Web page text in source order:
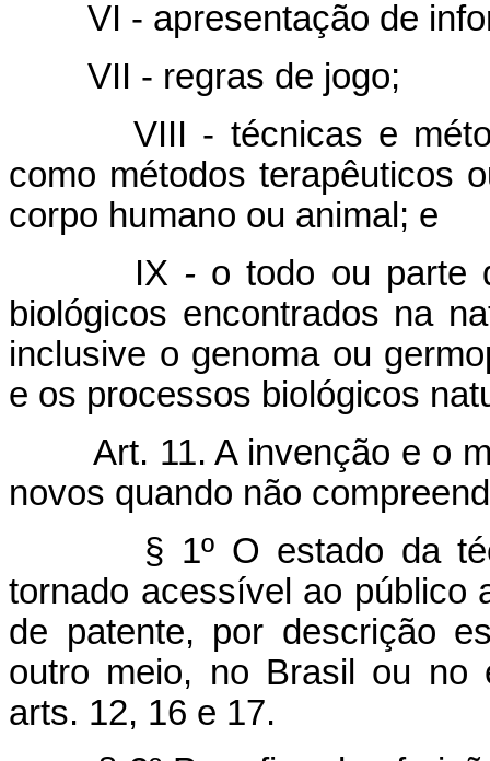
VI - apresentação de
VII - regras de jogo;
VIII - técnicas e
como métodos terapêuticos
corpo humano ou animal; e
IX -o todo ou parte
biológicos encontrados na
inclusive o genoma ou
e os processos biológicos
Art. 11. A invenção e o
novos quando não
§ 1º O estado da
tornado acessível ao público
de patente, por descrição
outro meio, no Brasil ou no
arts. 12, 16 e 17.